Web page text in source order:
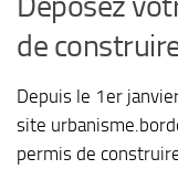
de
Depuis le 1er
site
permis de